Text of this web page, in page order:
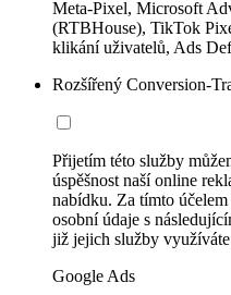
Meta-Pixel, Microsoft
(RTBHouse), TikTok
klikání uživatelů, Ads
Rozšířený Conversion-
Přijetím této služby
úspěšnost naší online
nabídku. Za tímto
osobní údaje s
již jejich služby
Google Ads